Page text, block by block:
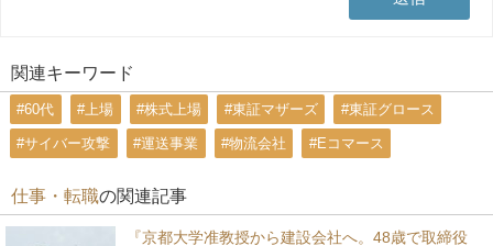
関連キーワード
#60代 #上場 #株式上場 #東証マザーズ #東証グロース
#サイバー攻撃 #運送事業 #物流会社 #Eコマース
仕事・転職の関連記事
『京都大学准教授から建設会社へ。48歳で取締役